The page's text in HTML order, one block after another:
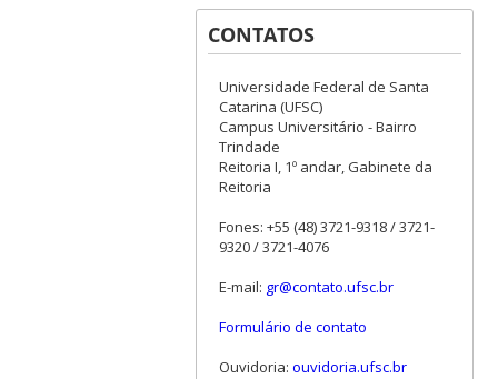
CONTATOS
Universidade Federal de Santa
Catarina (UFSC)
Campus Universitário - Bairro
Trindade
Reitoria I, 1º andar, Gabinete da
Reitoria
Fones: +55 (48) 3721-9318 / 3721-
9320 / 3721-4076
E-mail: gr@contato.ufsc.br
Formulário de contato
Ouvidoria: ouvidoria.ufsc.br